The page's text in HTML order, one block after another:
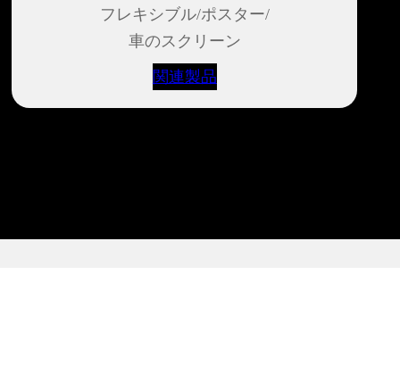
フレキシブル/ポスター/
車のスクリーン
関連製品